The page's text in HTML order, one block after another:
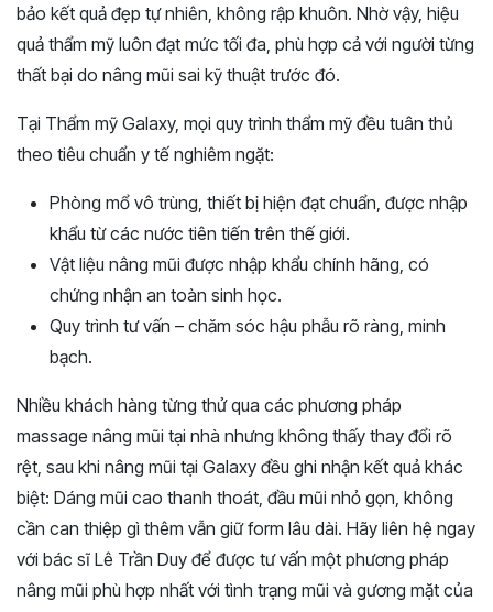
bảo kết quả đẹp tự nhiên, không rập khuôn. Nhờ vậy, hiệu
quả thẩm mỹ luôn đạt mức tối đa, phù hợp cả với người từng
thất bại do nâng mũi sai kỹ thuật trước đó.
Tại Thẩm mỹ Galaxy, mọi quy trình thẩm mỹ đều tuân thủ
theo tiêu chuẩn y tế nghiêm ngặt:
Phòng mổ vô trùng, thiết bị hiện đạt chuẩn, được nhập
khẩu từ các nước tiên tiến trên thế giới.
Vật liệu nâng mũi được nhập khẩu chính hãng, có
chứng nhận an toàn sinh học.
Quy trình tư vấn – chăm sóc hậu phẫu rõ ràng, minh
bạch.
Nhiều khách hàng từng thử qua các phương pháp
massage nâng mũi tại nhà nhưng không thấy thay đổi rõ
rệt, sau khi nâng mũi tại Galaxy đều ghi nhận kết quả khác
biệt: Dáng mũi cao thanh thoát, đầu mũi nhỏ gọn, không
cần can thiệp gì thêm vẫn giữ form lâu dài. Hãy liên hệ ngay
với bác sĩ Lê Trần Duy để được tư vấn một phương pháp
nâng mũi phù hợp nhất với tình trạng mũi và gương mặt của